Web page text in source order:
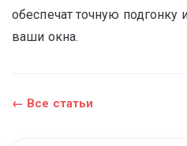
обеспечат точную
ваши окна.
← Все статьи